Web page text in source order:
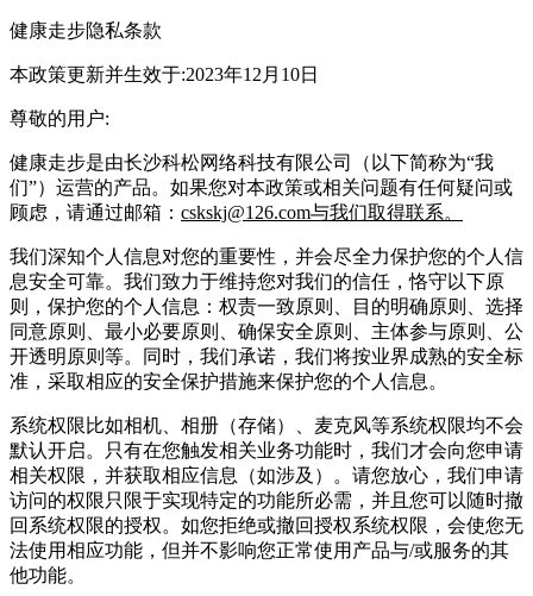
健康走步隐私条款
本政策更新并生效于:2023年12月10日
尊敬的用户:
健康走步是由长沙科松网络科技有限公司（以下简称为“我
们”）运营的产品。如果您对本政策或相关问题有任何疑问或
顾虑，请通过邮箱： cskskj@126.com与我们取得联系。
我们深知个人信息对您的重要性，并会尽全力保护您的个人信
息安全可靠。我们致力于维持您对我们的信任，恪守以下原
则，保护您的个人信息：权责一致原则、目的明确原则、选择
同意原则、最小必要原则、确保安全原则、主体参与原则、公
开透明原则等。同时，我们承诺，我们将按业界成熟的安全标
准，采取相应的安全保护措施来保护您的个人信息。
系统权限比如相机、相册（存储）、麦克风等系统权限均不会
默认开启。只有在您触发相关业务功能时，我们才会向您申请
相关权限，并获取相应信息（如涉及）。请您放心，我们申请
访问的权限只限于实现特定的功能所必需，并且您可以随时撤
回系统权限的授权。如您拒绝或撤回授权系统权限，会使您无
法使用相应功能，但并不影响您正常使用产品与/或服务的其
他功能。